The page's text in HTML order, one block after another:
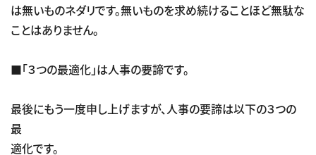
は無いものネダリです。無いものを求め続けることほど無駄な
ことはありません。
■「３つの最適化」は人事の要諦です。
最後にもう一度申し上げますが、人事の要諦は以下の３つの
最
適化です。